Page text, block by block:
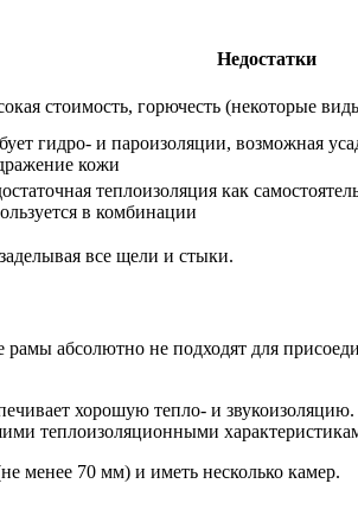
Недостатки
стоимость, горючесть (некоторые
гидро- и пароизоляции, возможная
кожи
теплоизоляция как
в комбинации
все щели и стыки.
абсолютно не подходят для
хорошую тепло- и звукоизоляцию.
теплоизоляционными
менее 70 мм) и иметь несколько камер.